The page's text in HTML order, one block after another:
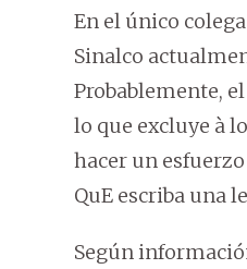
En el único
Sinalco
Probablemente,
lo que excluye à
hacer un
QuE escriba una
Según